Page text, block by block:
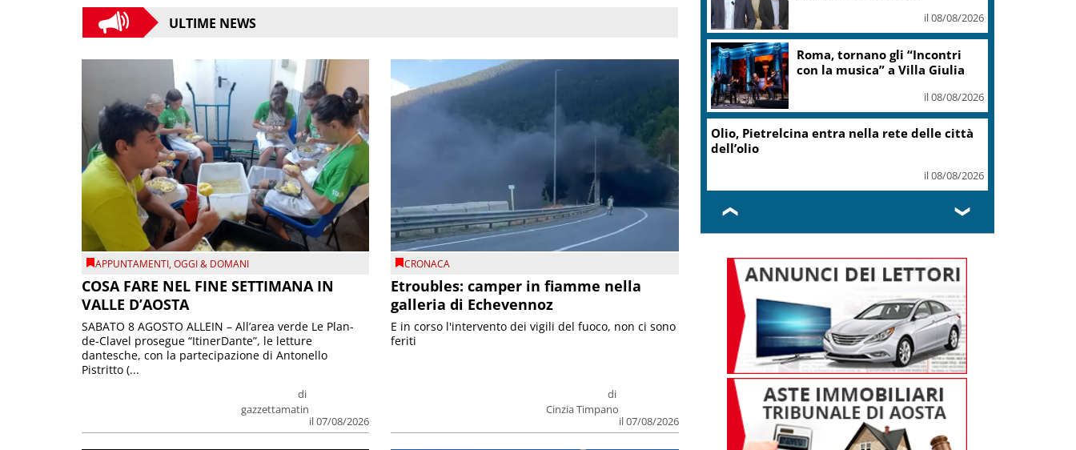
ULTIME NEWS
APPUNTAMENTI,OGGI & DOMANI
COSA FARE NEL FINE SETTIMANA IN
VALLE D’AOSTA
di
gazzettamatin
il 07/08/2026
SABATO 8 AGOSTO ALLEIN – All’area verde Le Plan-
de-Clavel prosegue “ItinerDante”, le letture
dantesche, con la partecipazione di Antonello
Pistritto (...
CRONACA
Etroubles: camper in fiamme nella
galleria di Echevennoz
di
Cinzia Timpano
il 07/08/2026
E in corso l'intervento dei vigili del fuoco, non ci sono
feriti
il 08/08/2026
Roma, tornano gli “Incontri
con la musica” a Villa Giulia
il 08/08/2026
Olio, Pietrelcina entra nella rete delle città
dell’olio
il 08/08/2026
❮ ❯